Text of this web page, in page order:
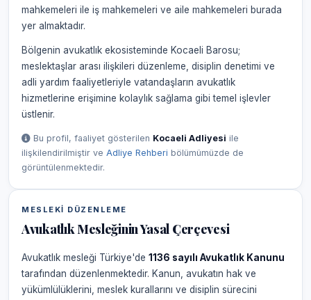
mahkemeleri ile iş mahkemeleri ve aile mahkemeleri burada
yer almaktadır.
Bölgenin avukatlık ekosisteminde Kocaeli Barosu;
meslektaşlar arası ilişkileri düzenleme, disiplin denetimi ve
adli yardım faaliyetleriyle vatandaşların avukatlık
hizmetlerine erişimine kolaylık sağlama gibi temel işlevler
üstlenir.
Bu profil, faaliyet gösterilen Kocaeli Adliyesi ile
ilişkilendirilmiştir ve Adliye Rehberi bölümümüzde de
görüntülenmektedir.
MESLEKI DÜZENLEME
Avukatlık Mesleğinin Yasal Çerçevesi
Avukatlık mesleği Türkiye'de 1136 sayılı Avukatlık Kanunu
tarafından düzenlenmektedir. Kanun, avukatın hak ve
yükümlülüklerini, meslek kurallarını ve disiplin sürecini